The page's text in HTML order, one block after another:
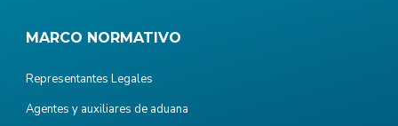
MARCO NORMATIVO
Representantes Legales
Agentes y auxiliares de aduana